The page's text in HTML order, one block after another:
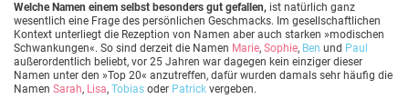
Welche Namen einem selbst besonders gut gefallen, ist natürlich ganz
wesentlich eine Frage des persönlichen Geschmacks. Im gesellschaftlichen
Kontext unterliegt die Rezeption von Namen aber auch starken »modischen
Schwankungen«. So sind derzeit die Namen Marie, Sophie, Ben und Paul
außerordentlich beliebt, vor 25 Jahren war dagegen kein einziger dieser
Namen unter den »Top 20« anzutreffen, dafür wurden damals sehr häufig die
Namen Sarah, Lisa, Tobias oder Patrick vergeben.